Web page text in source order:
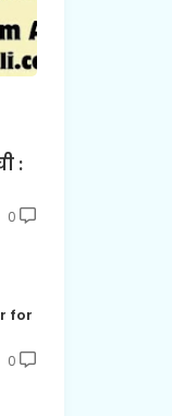
:
0
for
0